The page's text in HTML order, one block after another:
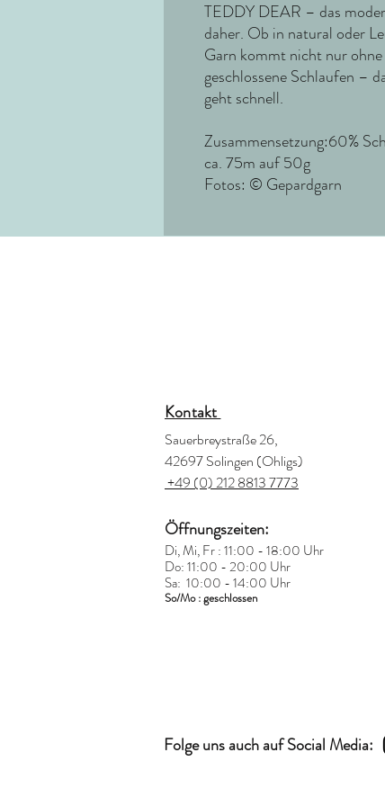
TEDDY DEAR – das
daher. Ob in natural oder
Garn kommt nicht nur
geschlossene Schlaufen –
geht schnell.
Zusammensetzung:60%
ca. 75m auf 50g
Fotos: © Gepardgarn
Kontakt
Sauerbreystraße 26,
42697 Solingen (Ohligs)
+49 (0) 212 8813 7773
Öffnungszeiten:
Di, Mi, Fr : 11:00 - 18:00 Uhr
Do: 11:00 - 20:00 Uhr
Sa: 10:00 - 14:00 Uhr
So/Mo : geschlossen
Folge uns auch auf Social Media: